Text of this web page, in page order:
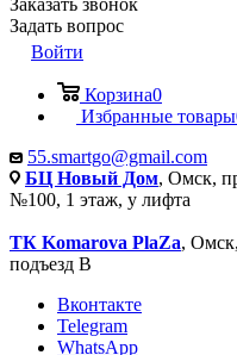
Заказать звонок
Задать вопрос
Войти
Корзина0
Избранные товары
55.smartgo@gmail.com
БЦ Новый Дом, Омск,
№100, 1 этаж, у лифта
ТК Komarova PlaZa,
подъезд В
Вконтакте
Telegram
WhatsApp